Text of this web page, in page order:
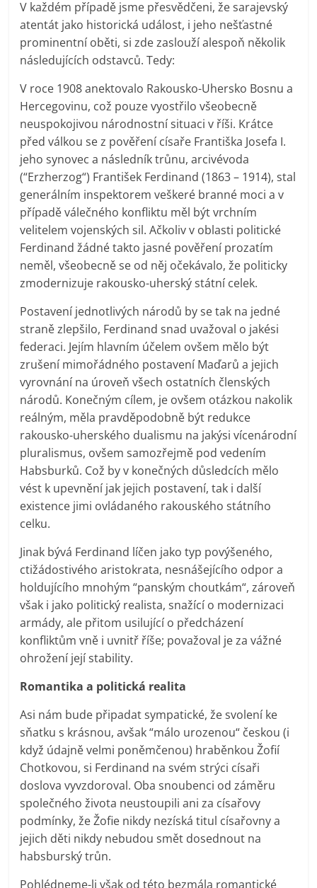
V každém případě jsme přesvědčeni, že sarajevský
atentát jako historická událost, i jeho nešťastné
prominentní oběti, si zde zaslouží alespoň několik
následujících odstavců. Tedy:
V roce 1908 anektovalo Rakousko-Uhersko Bosnu a
Hercegovinu, což pouze vyostřilo všeobecně
neuspokojivou národnostní situaci v říši. Krátce
před válkou se z pověření císaře Františka Josefa I.
jeho synovec a následník trůnu, arcivévoda
(“Erzherzog“) František Ferdinand (1863 – 1914), stal
generálním inspektorem veškeré branné moci a v
případě válečného konfliktu měl být vrchním
velitelem vojenských sil. Ačkoliv v oblasti politické
Ferdinand žádné takto jasné pověření prozatím
neměl, všeobecně se od něj očekávalo, že politicky
zmodernizuje rakousko-uherský státní celek.
Postavení jednotlivých národů by se tak na jedné
straně zlepšilo, Ferdinand snad uvažoval o jakési
federaci. Jejím hlavním účelem ovšem mělo být
zrušení mimořádného postavení Maďarů a jejich
vyrovnání na úroveň všech ostatních členských
národů. Konečným cílem, je ovšem otázkou nakolik
reálným, měla pravděpodobně být redukce
rakousko-uherského dualismu na jakýsi vícenárodní
pluralismus, ovšem samozřejmě pod vedením
Habsburků. Což by v konečných důsledcích mělo
vést k upevnění jak jejich postavení, tak i další
existence jimi ovládaného rakouského státního
celku.
Jinak bývá Ferdinand líčen jako typ povýšeného,
ctižádostivého aristokrata, nesnášejícího odpor a
holdujícího mnohým “panským choutkám“, zároveň
však i jako politický realista, snažící o modernizaci
armády, ale přitom usilující o předcházení
konfliktům vně i uvnitř říše; považoval je za vážné
ohrožení její stability.
Romantika a politická realita
Asi nám bude připadat sympatické, že svolení ke
sňatku s krásnou, avšak “málo urozenou“ českou (i
když údajně velmi poněmčenou) hraběnkou Žofií
Chotkovou, si Ferdinand na svém strýci císaři
doslova vyvzdoroval. Oba snoubenci od záměru
společného života neustoupili ani za císařovy
podmínky, že Žofie nikdy nezíská titul císařovny a
jejich děti nikdy nebudou smět dosednout na
habsburský trůn.
Pohlédneme-li však od této bezmála romantické